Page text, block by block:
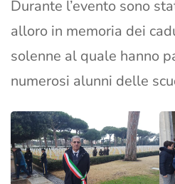
Durante l’evento sono
alloro in memoria dei
solenne al quale hanno
numerosi alunni delle